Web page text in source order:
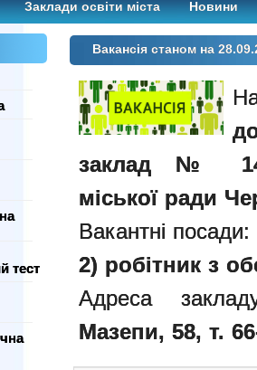
Заклади освіти міста Новини
тест
Вакансія станом на
заклад № 14
міської ради
Вакантні
2) робітник з
Адреса
Мазепи, 58, т.